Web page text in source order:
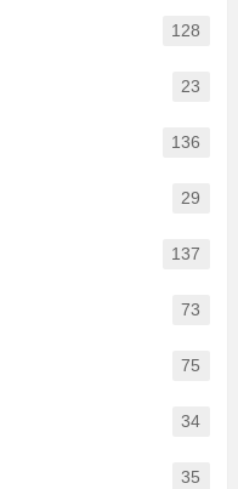
128
23
136
29
137
73
75
34
35